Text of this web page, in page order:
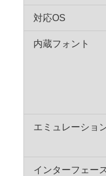
対応OS
内蔵フォント
エミュレーショ
インターフェース